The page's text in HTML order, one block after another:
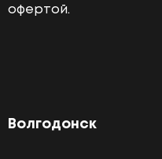
офертой.
Волгодонск